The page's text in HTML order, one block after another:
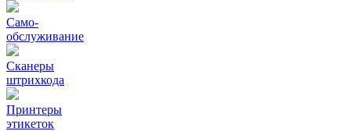
Само-
обслуживание
Сканеры
штрихкода
Принтеры
этикеток